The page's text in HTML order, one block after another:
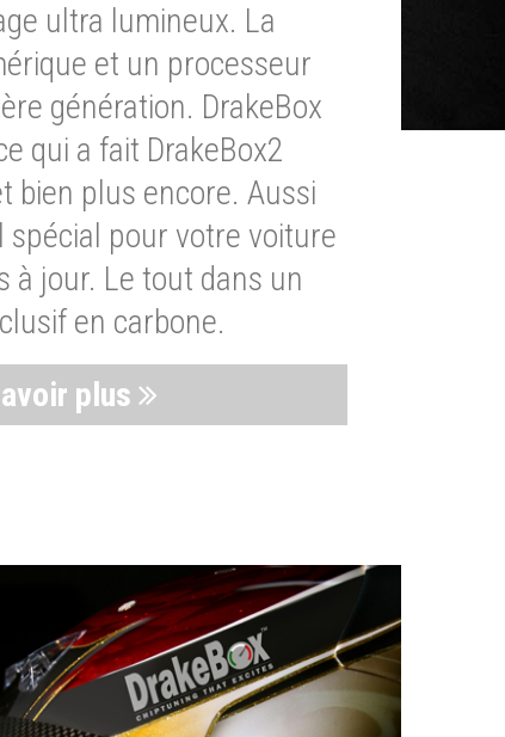
ultra lumineux. La
et un processeur
génération. DrakeBox
qui a fait DrakeBox2
bien plus encore. Aussi
spécial pour votre voiture
à jour. Le tout dans un
en carbone.
plus